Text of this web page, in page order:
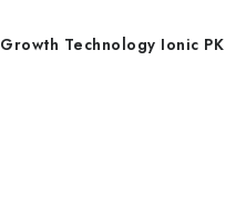
Growth Technology Ionic PK